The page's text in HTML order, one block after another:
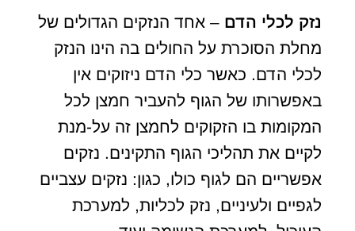
נזק לכלי הדם – אחד הנזקים הגדולים של
מחלת הסוכרת על החולים בה הינו הנזק
לכלי הדם. כאשר כלי הדם ניזוקים אין
באפשרותו של הגוף להעביר חמצן לכל
המקומות בו הזקוקים לחמצן זה על-מנת
לקיים את תהליכי הגוף התקינים. נזקים
אפשריים הם לגוף כולו, כגון: נזקים עצביים
לגפיים ולעיניים, נזק לכליות, למערכת